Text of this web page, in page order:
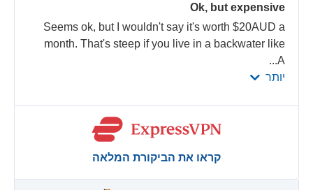
Ok, but expensive
Seems ok, but I wouldn't say it's worth $20AUD a
month. That's steep if you live in a backwater like
A
...
יותר
קראו את הביקורת המלאה